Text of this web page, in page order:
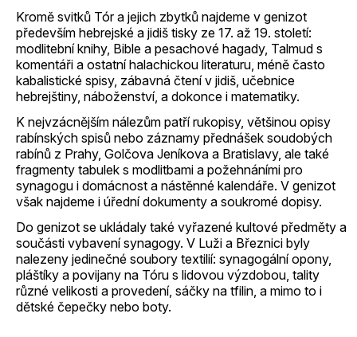
Kromě svitků Tór a jejich zbytků najdeme v genizot
především hebrejské a jidiš tisky ze 17. až 19. století:
modlitební knihy, Bible a pesachové hagady, Talmud s
komentáři a ostatní halachickou literaturu, méně často
kabalistické spisy, zábavná čtení v jidiš, učebnice
hebrejštiny, náboženství, a dokonce i matematiky.
K nejvzácnějším nálezům patří rukopisy, většinou opisy
rabínských spisů nebo záznamy přednášek soudobých
rabínů z Prahy, Golčova Jeníkova a Bratislavy, ale také
fragmenty tabulek s modlitbami a požehnáními pro
synagogu i domácnost a nástěnné kalendáře. V genizot
však najdeme i úřední dokumenty a soukromé dopisy.
Do genizot se ukládaly také vyřazené kultové předměty a
součásti vybavení synagogy. V Luži a Březnici byly
nalezeny jedinečné soubory textilií: synagogální opony,
pláštíky a povijany na Tóru s lidovou výzdobou, tality
různé velikosti a provedení, sáčky na tfilin, a mimo to i
dětské čepečky nebo boty.